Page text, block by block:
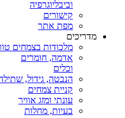
וביבליוגרפיה
קישורים
מפת אתר
מדריכים
מלכודות בצמחים
אדמה, חומרים
וכלים
הנבטה, גידול,
קניית צמחים
עונתי ומזג אוויר
בעיות, מחלות